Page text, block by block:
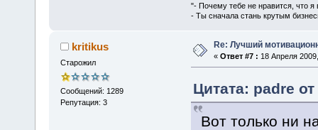
"- Почему тебе не нравится, что я
- Ты сначала стань крутым
kritikus
Старожил
Сообщений: 1289
Репутация: 3
Re: Лучший
« Ответ #7 : 18 Апреля
Цитата: padre
Вот только ни